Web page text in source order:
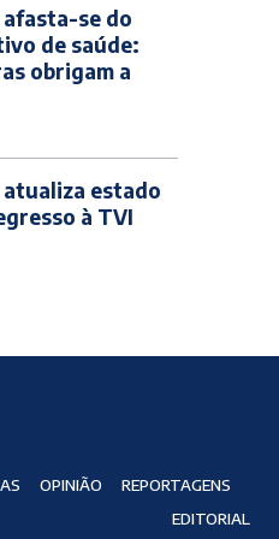
se do
de saúde:
obrigam a
estado
à TVI
OPINIÃO
REPORTAGENS
EDITORIAL